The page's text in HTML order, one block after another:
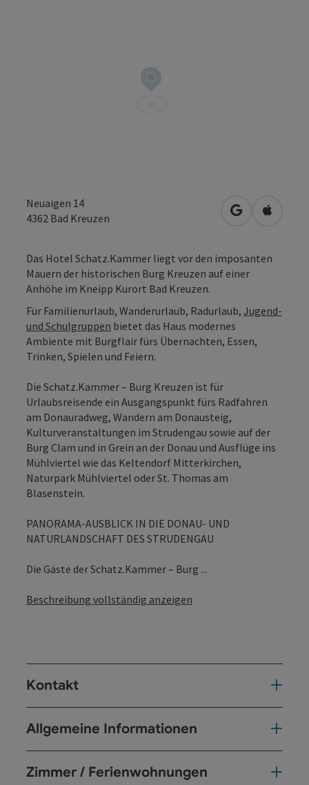
Neuaigen 14
4362 Bad Kreuzen in Google
in
Das Hotel Schatz.Kammer liegt vor den imposanten
Mauern der historischen Burg Kreuzen auf einer
Anhöhe im Kneipp Kurort Bad Kreuzen.
Für Familienurlaub, Wanderurlaub, Radurlaub, Jugend-
und Schulgruppen bietet das Haus modernes
Ambiente mit Burgflair fürs Übernachten, Essen,
Trinken, Spielen und Feiern.
Die Schatz.Kammer – Burg Kreuzen ist für
Urlaubsreisende ein Ausgangspunkt fürs Radfahren
am Donauradweg, Wandern am Donausteig,
Kulturveranstaltungen im Strudengau sowie auf der
Burg Clam und in Grein an der Donau und Ausflüge ins
Mühlviertel wie das Keltendorf Mitterkirchen,
Naturpark Mühlviertel oder St. Thomas am
Blasenstein.
PANORAMA-AUSBLICK IN DIE DONAU- UND
NATURLANDSCHAFT DES STRUDENGAU
Die Gäste der Schatz.Kammer – Burg ...
Beschreibung vollständig anzeigen
Kontakt
Allgemeine Informationen
Zimmer / Ferienwohnungen